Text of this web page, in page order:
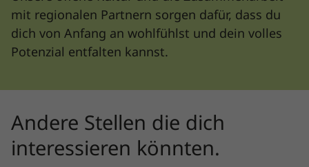
mit regionalen Partnern sorgen dafür, dass du
dich von Anfang an wohlfühlst und dein volles
Potenzial entfalten kannst.
Andere Stellen die dich
interessieren könnten.